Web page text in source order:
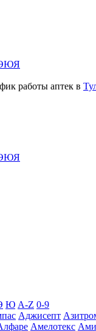
ЮЯ
работы аптек в
ЮЯ
Ю A-Z 0-9
Аджисепт
Амелотекс